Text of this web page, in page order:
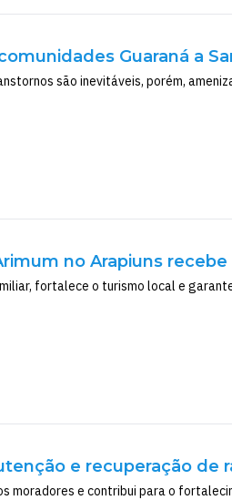
Guaraná a
são inevitáveis, porém,
no Arapiuns
fortalece o turismo local e
e recuperação de
moradores e contribui para o